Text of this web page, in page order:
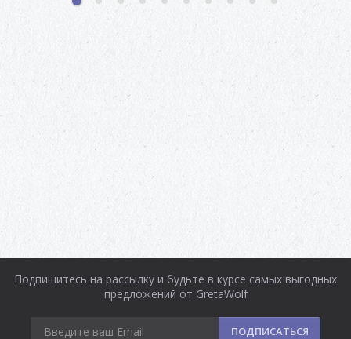
1 2 3 4 5 6 7 8 9 10
Подпишитесь на рассылку и будьте в курсе самых выгодных
предложений от GretaWolf
ПОДПИСАТЬСЯ